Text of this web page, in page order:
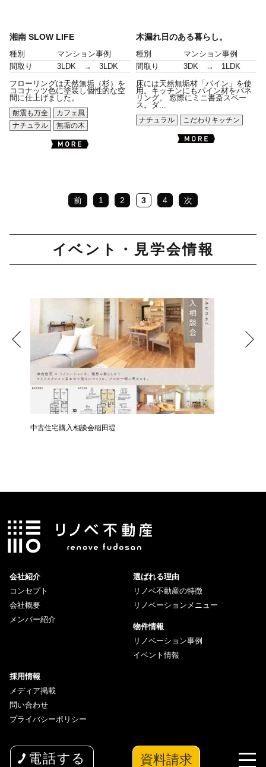
電話する 資料請求
湘南 SLOW LIFE
種別
マンション事例
間取り
3LDK → 3LDK
フローリングは天然無垢（杉）を
ココナッツ色に塗装し個性的な空
間に仕上げました。
耐震も万全
カフェ風
ナチュラル
無垢の木
木漏れ日のある暮らし。
種別
マンション事例
間取り
3DK → 1LDK
床には天然無垢材「パイン」を使
用。キッチンにもパイン材をパネ
リング。 窓際にミニ書斎スペー
ス。ダ...
ナチュラル
こだわりキッチン
前 1 2 3 4 次
イベント・見学会情報
中古住宅購入相談会稲田堤
会社紹介
コンセプト
会社概要
メンバー紹介
選ばれる理由
リノベ不動産の特徴
リノベーションメニュー
物件情報
リノベーション事例
イベント情報
採用情報
メディア掲載
問い合わせ
プライバシーポリシー